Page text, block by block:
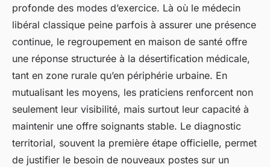
profonde des modes d’exercice. Là où le médecin
libéral classique peine parfois à assurer une présence
continue, le regroupement en maison de santé offre
une réponse structurée à la désertification médicale,
tant en zone rurale qu’en périphérie urbaine. En
mutualisant les moyens, les praticiens renforcent non
seulement leur visibilité, mais surtout leur capacité à
maintenir une offre soignants stable. Le diagnostic
territorial, souvent la première étape officielle, permet
de justifier le besoin de nouveaux postes sur un